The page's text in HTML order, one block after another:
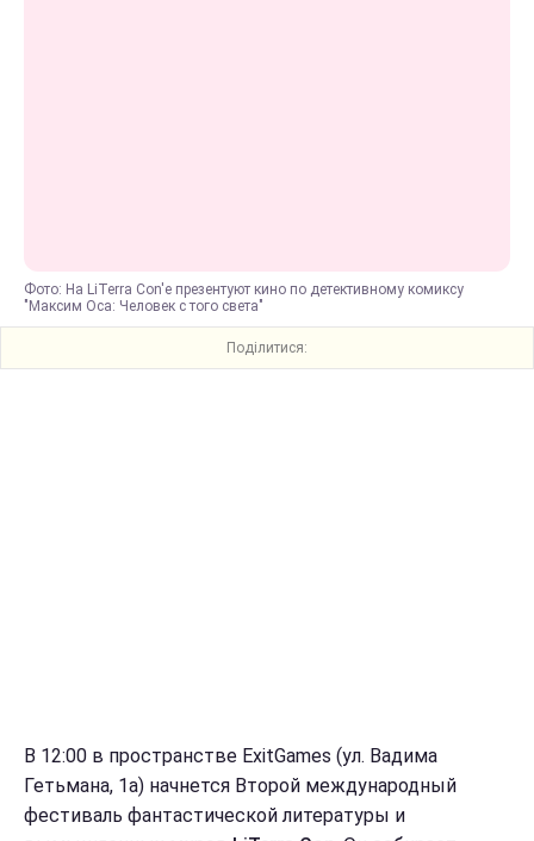
Фото: На LiTerra Con'е презентуют кино по детективному комиксу
"Максим Оса: Человек с того света"
Поділитися:
В 12:00 в пространстве ExitGames (ул. Вадима
Гетьмана, 1а) начнется Второй международный
фестиваль фантастической литературы и